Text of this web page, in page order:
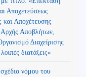
Αποχετεύσεως
Αποχέτευσης
Αποβλήτων,
Διαχείρισης
διατάξεις»
νόμου του